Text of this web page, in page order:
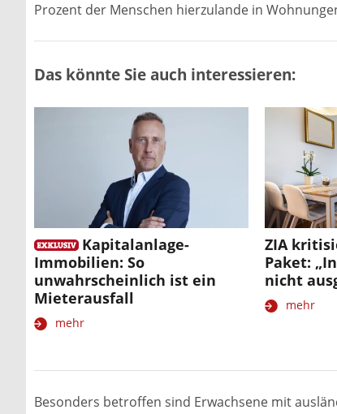
Prozent der Menschen hierzulande in
Das könnte Sie auch interessieren:
Kapitalanlage-
Immobilien: So
unwahrscheinlich ist ein
Mieterausfall
mehr
ZIA
Paket:
nicht
mehr
Besonders betroffen sind Erwachsene mit